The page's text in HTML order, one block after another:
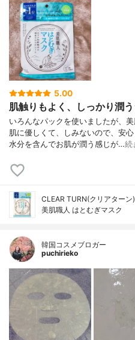
5.00
肌触りもよく、しっかり潤
いろんなパックを使いましたが、
肌に優しくて、しみないので、安
水分を含んでお肌が潤う感じが…続
CLEAR TURN(クリアターン)
美肌職人 はとむぎマスク
韓国コスメブロガー
puchirieko